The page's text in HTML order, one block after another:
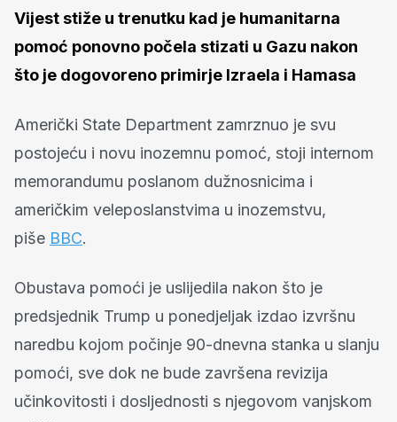
Vijest stiže u trenutku kad je humanitarna
pomoć ponovno počela stizati u Gazu nakon
što je dogovoreno primirje Izraela i Hamasa
Američki State Department zamrznuo je svu
postojeću i novu inozemnu pomoć, stoji internom
memorandumu poslanom dužnosnicima i
američkim veleposlanstvima u inozemstvu,
piše BBC.
Obustava pomoći je uslijedila nakon što je
predsjednik Trump u ponedjeljak izdao izvršnu
naredbu kojom počinje 90-dnevna stanka u slanju
pomoći, sve dok ne bude završena revizija
učinkovitosti i dosljednosti s njegovom vanjskom